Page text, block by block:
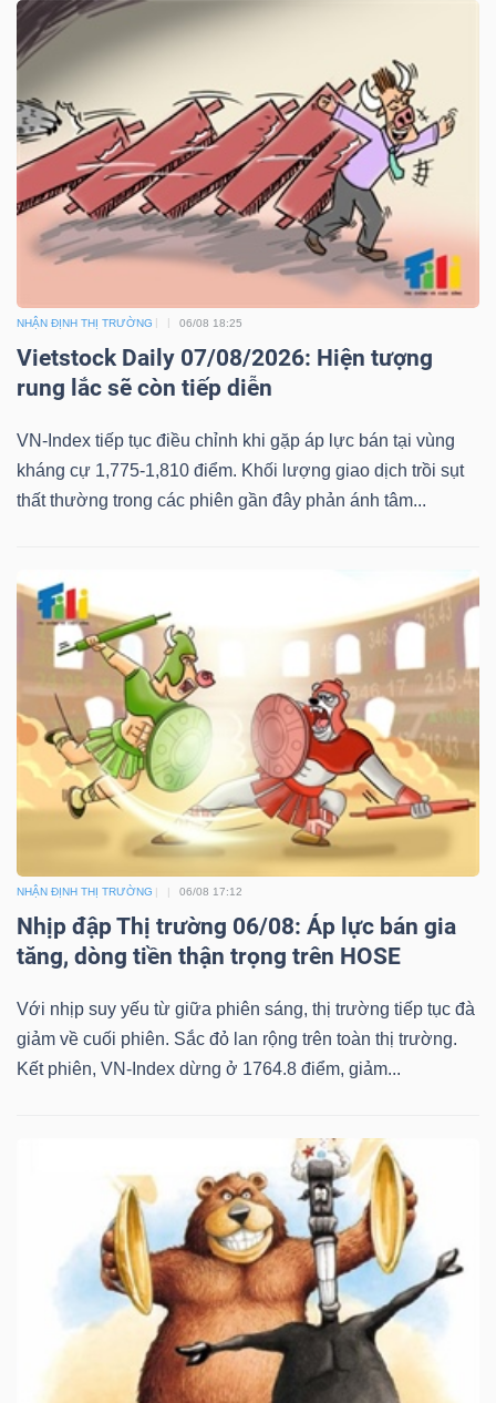
NHẬN ĐỊNH THỊ TRƯỜNG 06/08 18:25
Vietstock Daily 07/08/2026: Hiện tượng
rung lắc sẽ còn tiếp diễn
VN-Index tiếp tục điều chỉnh khi gặp áp lực bán tại vùng
kháng cự 1,775-1,810 điểm. Khối lượng giao dịch trồi sụt
thất thường trong các phiên gần đây phản ánh tâm...
NHẬN ĐỊNH THỊ TRƯỜNG 06/08 17:12
Nhịp đập Thị trường 06/08: Áp lực bán gia
tăng, dòng tiền thận trọng trên HOSE
Với nhịp suy yếu từ giữa phiên sáng, thị trường tiếp tục đà
giảm về cuối phiên. Sắc đỏ lan rộng trên toàn thị trường.
Kết phiên, VN-Index dừng ở 1764.8 điểm, giảm...